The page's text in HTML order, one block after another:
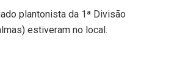
plantonista da 1ª Divisão
estiveram no local.